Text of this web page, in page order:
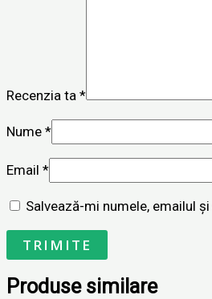
Recenzia ta *
Nume *
Email *
Salvează-mi numele, emailul
Produse similare